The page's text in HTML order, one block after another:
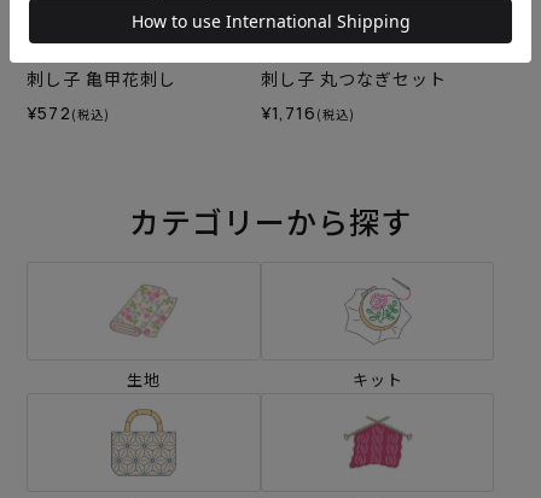
刺し子 亀甲花刺し
¥572 (税込)
刺し子 丸つなぎセット
¥1,716 (税込)
カテゴリーから探す
生地 キット